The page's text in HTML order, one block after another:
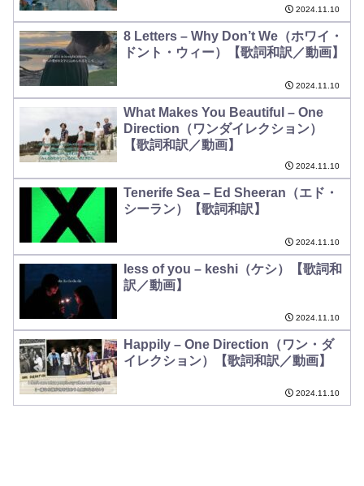
2024.11.10
8 Letters – Why Don’t We（ホワイ・
ドント・ウィー）【歌詞和訳／動画】
2024.11.10
What Makes You Beautiful – One
Direction（ワンダイレクション）
【歌詞和訳／動画】
2024.11.10
Tenerife Sea – Ed Sheeran（エド・
シーラン）【歌詞和訳】
2024.11.10
less of you – keshi（ケシ）【歌詞和
訳／動画】
2024.11.10
Happily – One Direction（ワン・ダ
イレクション）【歌詞和訳／動画】
2024.11.10